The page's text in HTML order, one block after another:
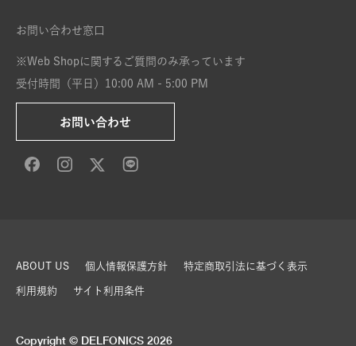
お問い合わせ窓口
※Web Shopに関するご質問のみ承っています
受付時間（平日）10:00 AM - 5:00 PM
お問い合わせ
ABOUT US 個人情報保護方針 特定商取引法に基づく表示
利用規約 サイト利用条件
Copyright © DELFONICS 2026